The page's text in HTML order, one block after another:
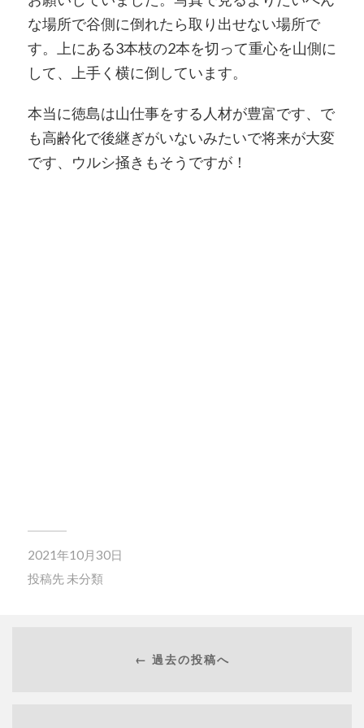
な場所で谷側に倒れたら取り出せない場所で
す。上にある3本枝の2本を切って重心を山側に
して、上手く横に倒しています。
本当に徳島は山仕事をする人材が豊富です、で
も高齢化で後継ぎがいないみたいで将来が大変
です、ウルシ掻きもそうですが！
2021年10月30日
投稿先 未分類
← 過去の投稿へ